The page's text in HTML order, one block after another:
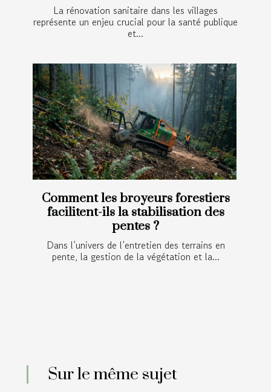
La rénovation sanitaire dans les villages
représente un enjeu crucial pour la santé publique
et...
Comment les broyeurs forestiers
facilitent-ils la stabilisation des
pentes ?
Dans l’univers de l’entretien des terrains en
pente, la gestion de la végétation et la...
Sur le même sujet